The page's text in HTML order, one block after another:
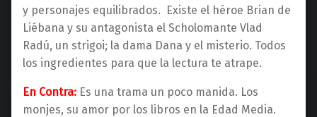
y personajes equilibrados. Existe el héroe Brian de
Liébana y su antagonista el Scholomante Vlad
Radú, un strigoi; la dama Dana y el misterio. Todos
los ingredientes para que la lectura te atrape.
En Contra: Es una trama un poco manida. Los
monjes, su amor por los libros en la Edad Media.